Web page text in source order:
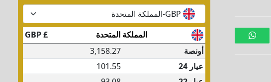
واتساب